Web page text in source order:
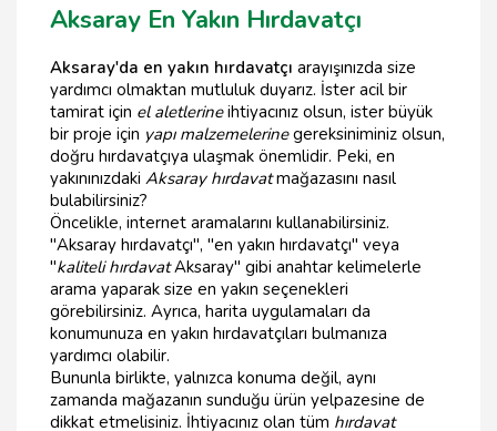
Aksaray En Yakın Hırdavatçı
Aksaray'da en yakın hırdavatçı arayışınızda size
yardımcı olmaktan mutluluk duyarız. İster acil bir
tamirat için el aletlerineihtiyacınız olsun, ister büyük
bir proje için yapı malzemelerinegereksiniminiz olsun,
doğru hırdavatçıya ulaşmak önemlidir. Peki, en
yakınınızdaki Aksaray hırdavatmağazasını nasıl
bulabilirsiniz?
Öncelikle, internet aramalarını kullanabilirsiniz.
"Aksaray hırdavatçı", "en yakın hırdavatçı" veya
"kaliteli hırdavatAksaray" gibi anahtar kelimelerle
arama yaparak size en yakın seçenekleri
görebilirsiniz. Ayrıca, harita uygulamaları da
konumunuza en yakın hırdavatçıları bulmanıza
yardımcı olabilir.
Bununla birlikte, yalnızca konuma değil, aynı
zamanda mağazanın sunduğu ürün yelpazesine de
dikkat etmelisiniz. İhtiyacınız olan tüm hırdavat